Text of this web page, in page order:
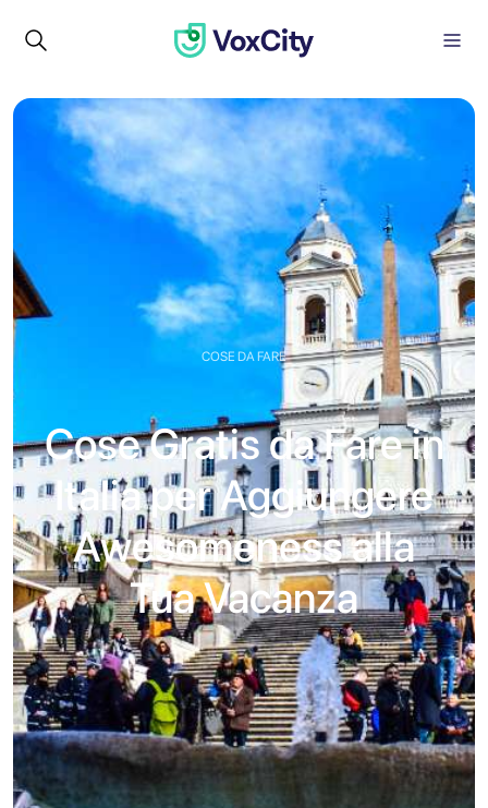
COSE DA FARE
Cose Gratis da Fare in
Italia per Aggiungere
Awesomeness alla
Tua Vacanza